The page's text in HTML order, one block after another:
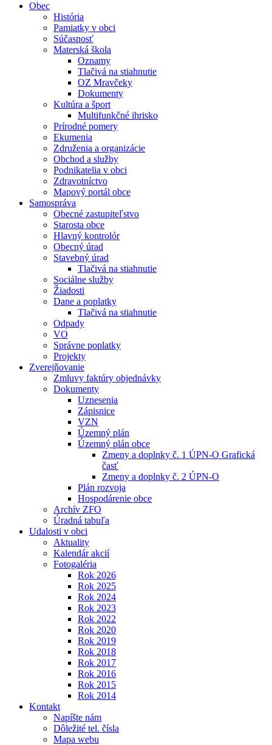
Obec
História
Pamiatky v obci
Súčasnosť
Materská škola
Oznamy
Tlačivá na stiahnutie
OZ Mravčeky
Dokumenty
Kultúra a šport
Multifunkčné ihrisko
Prírodné pomery
Ekumenia
Združenia a organizácie
Obchod a služby
Podnikatelia v obci
Zdravotníctvo
Mapový portál obce
Samospráva
Obecné zastupiteľstvo
Starosta obce
Hlavný kontrolór
Obecný úrad
Stavebný úrad
Tlačivá na stiahnutie
Sociálne služby
Žiadosti
Dane a poplatky
Tlačivá na stiahnutie
Odpady
VO
Správne poplatky
Projekty
Zverejňovanie
Zmluvy faktúry objednávky
Dokumenty
Uznesenia
Zápisnice
VZN
Územný plán
Územný plán obce
Zmeny a doplnky č. 1 ÚPN-O Grafická
časť
Zmeny a doplnky č. 2 ÚPN-O
Plán rozvoja
Hospodárenie obce
Archív ZFO
Úradná tabuľa
Udalosti v obci
Aktuality
Kalendár akcií
Fotogaléria
Rok 2026
Rok 2025
Rok 2024
Rok 2023
Rok 2022
Rok 2020
Rok 2019
Rok 2018
Rok 2017
Rok 2016
Rok 2015
Rok 2014
Kontakt
Napíšte nám
Dôležité tel. čísla
Mapa webu